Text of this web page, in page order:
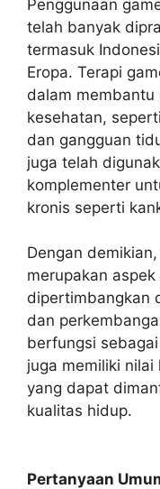
Penggunaan
telah banyak
termasuk
Eropa. Terapi
dalam membantu
kesehatan,
dan gangguan
juga telah
komplementer
kronis seperti
Dengan
merupakan
dipertimbangkan
dan
berfungsi
juga memiliki
yang dapat
kualitas hidup.
Pertanyaan